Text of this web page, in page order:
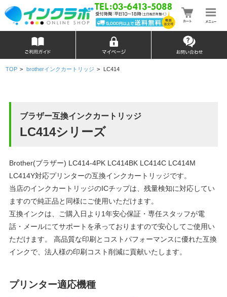
TOP > brotherインクカートリッジ > LC414
ブラザー互換インクカートリッジ
LC414シリーズ
Brother(ブラザー) LC414-4PK LC414BK LC414C LC414M
LC414Y対応プリンターの互換インクカートリッジです。
当店のインクカートリッジのICチップは、残量検知に対応してい
ますので純正品と同様にご使用いただけます。
互換インクは、ご購入日より1年安心保証・専任スタッフが電
話・メールにてサポートを承っておりますので安心してご使用い
ただけます。 高品質な印刷とコストパフォーマンスに優れた互換
インクで、法人様の印刷コスト削減に貢献いたします。
プリンター適応機種